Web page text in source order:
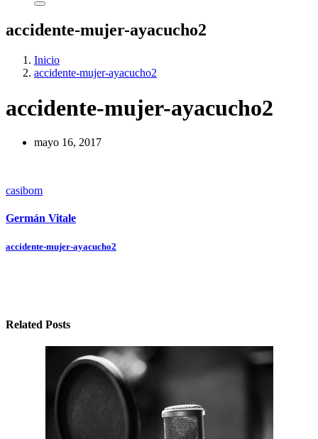
accidente-mujer-ayacucho2
Inicio
accidente-mujer-ayacucho2
accidente-mujer-ayacucho2
mayo 16, 2017
casibom
Germán Vitale
Navegación
accidente-mujer-ayacucho2
Related Posts